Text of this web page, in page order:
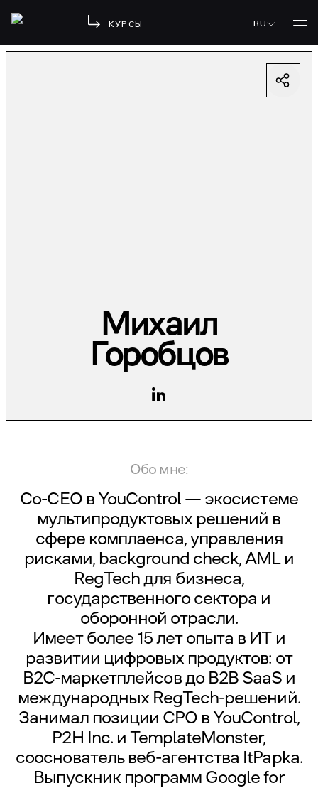
КУРСЫ RU
Михаил
Горобцов
Обо мне:
Co-CEO в YouControl — экосистеме
мультипродуктовых решений в
сфере комплаенса, управления
рисками, background check, AML и
RegTech для бизнеса,
государственного сектора и
оборонной отрасли.
Имеет более 15 лет опыта в ИТ и
развитии цифровых продуктов: от
B2C-маркетплейсов до B2B SaaS и
международных RegTech-решений.
Занимал позиции CPO в YouControl,
P2H Inc. и TemplateMonster,
сооснователь веб-агентства ItPapka.
Выпускник программ Google for